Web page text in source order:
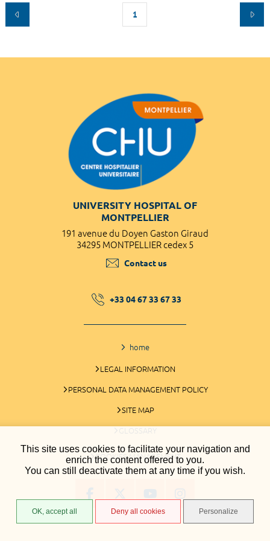
This site uses cookies to facilitate your navigation and
enrich the content offered to you.
You can still deactivate them at any time if you wish.
OK, accept all Deny all cookies Personalize
1
UNIVERSITY HOSPITAL OF
MONTPELLIER
191 avenue du Doyen Gaston Giraud
34295 MONTPELLIER cedex 5
Contact us
+33 04 67 33 67 33
home
LEGAL INFORMATION
PERSONAL DATA MANAGEMENT POLICY
SITE MAP
GLOSSARY
COOKIES MANAGEMENT